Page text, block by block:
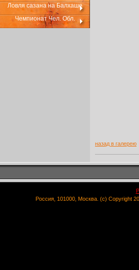
Ловля сазана на Балхаше
Чемпионат Чел. Обл.
назад в галерею
Россия, 101000, Москва. (c) Copyright